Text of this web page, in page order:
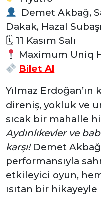
Demet Akbağ,
Dakak, Hazal
🗓 11 Kasım Salı
Maximum Uniq
Bilet Al
Yılmaz
direniş, yokluk ve
sıcak bir mahalle
Aydınlıkevler ve
karşı! Demet
performansıyla
etkileyici oyun,
ısıtan bir